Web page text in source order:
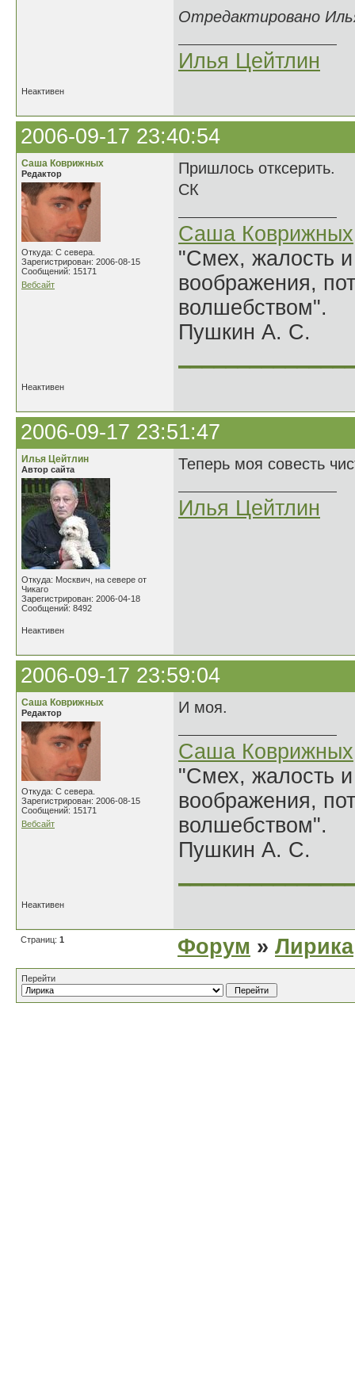
Отредактировано
Илья Цейтлин
Неактивен
2006-09-17 23:40:54
Саша Коврижных
Редактор
Откуда: С севера.
Зарегистрирован: 2006-08-15
Сообщений: 15171
Вебсайт
Пришлось отксерить.
СК
Саша Коврижных
"Смех, жалость
воображения,
волшебством".
Пушкин А. С.
Неактивен
2006-09-17 23:51:47
Илья Цейтлин
Автор сайта
Откуда: Москвич, на севере от
Чикаго
Зарегистрирован: 2006-04-18
Сообщений: 8492
Теперь моя совесть
Илья Цейтлин
Неактивен
2006-09-17 23:59:04
Саша Коврижных
Редактор
Откуда: С севера.
Зарегистрирован: 2006-08-15
Сообщений: 15171
Вебсайт
И моя.
Саша Коврижных
"Смех, жалость
воображения,
волшебством".
Пушкин А. С.
Неактивен
Страниц: 1 Форум » Лирика
Перейти